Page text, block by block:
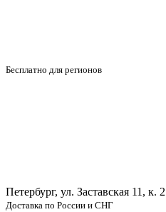
Бесплатно для регионов
Петербург, ул. Заставская 11, к. 2
Доставка по России и СНГ